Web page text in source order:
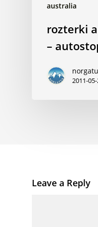
australia
rozterki
–
2011-
Leave a Reply